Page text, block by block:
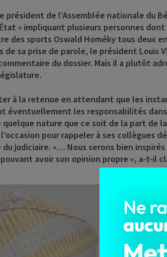
président de l’Assemblée nationale du
» impliquant plusieurs personnes dont
des sports Oswald Homéky tous deux
de sa prise de parole, le président Louis
du dossier. Mais il a plutôt
à la retenue en attendant que les
les responsabilités dans
nature que ce soit de la part de
pour rappeler à ses collègues
judiciaire. «… Nous serons bien
avoir son opinion propre », a-t-il